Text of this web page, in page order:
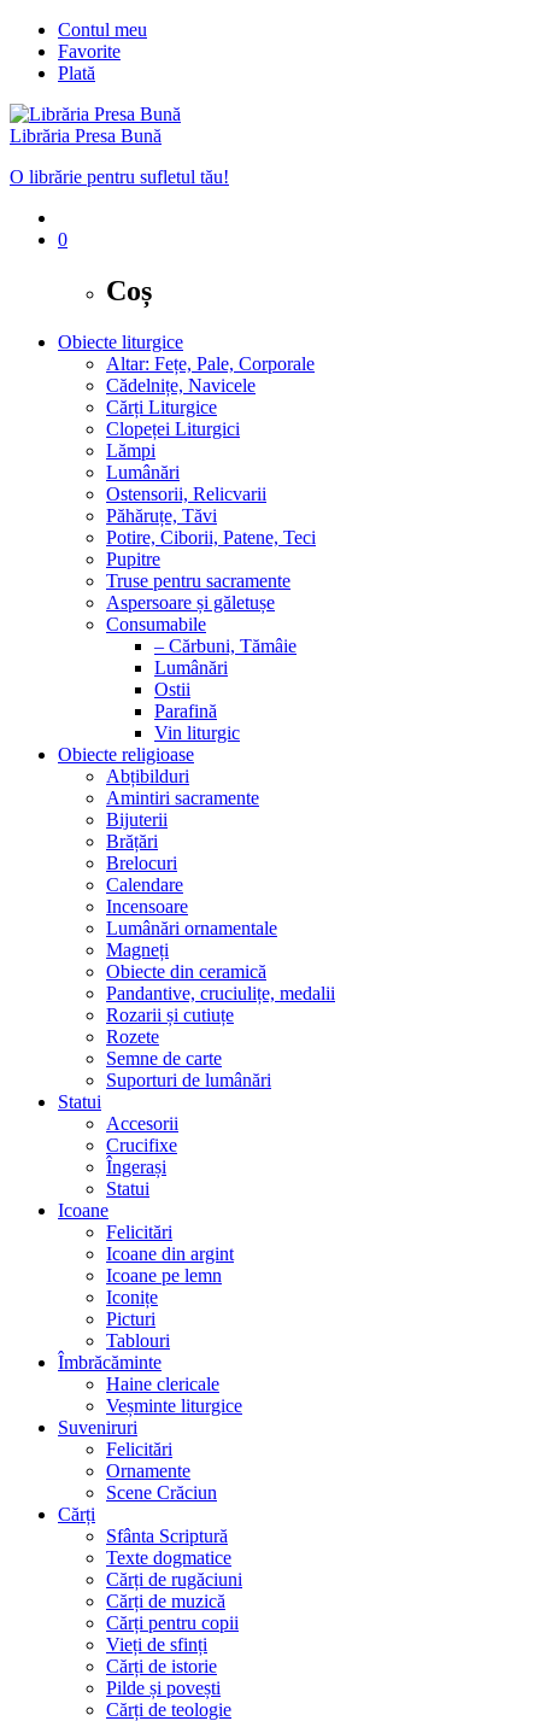
Contul meu
Favorite
Plată
Librăria Presa Bună
O librărie pentru sufletul tău!
0
Coș
Obiecte liturgice
Altar: Fețe, Pale, Corporale
Cădelnițe, Navicele
Cărți Liturgice
Clopeței Liturgici
Lămpi
Lumânări
Ostensorii, Relicvarii
Păhăruțe, Tăvi
Potire, Ciborii, Patene, Teci
Pupitre
Truse pentru sacramente
Aspersoare și găletușe
Consumabile
– Cărbuni, Tămâie
Lumânări
Ostii
Parafină
Vin liturgic
Obiecte religioase
Abțibilduri
Amintiri sacramente
Bijuterii
Brățări
Brelocuri
Calendare
Incensoare
Lumânări ornamentale
Magneți
Obiecte din ceramică
Pandantive, cruciulițe, medalii
Rozarii și cutiuțe
Rozete
Semne de carte
Suporturi de lumânări
Statui
Accesorii
Crucifixe
Îngerași
Statui
Icoane
Felicitări
Icoane din argint
Icoane pe lemn
Iconițe
Picturi
Tablouri
Îmbrăcăminte
Haine clericale
Veșminte liturgice
Suveniruri
Felicitări
Ornamente
Scene Crăciun
Cărți
Sfânta Scriptură
Texte dogmatice
Cărți de rugăciuni
Cărți de muzică
Cărți pentru copii
Vieți de sfinți
Cărți de istorie
Pilde și povești
Cărți de teologie